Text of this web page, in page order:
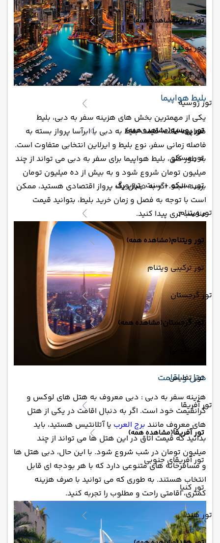
تور ژاپن(مشاهده همه)
تور توکیو
تور ترکیبی ژاپن
تور روسیه
تور روسیه(مشاهده همه)
تور مسکو
تور مسکو + سنت پترزبورگ
تور ویتنام
تور ویتنام(مشاهده همه)
تور ترکیبی ویتنام
تور گرجستان
تور گرجستان(مشاهده همه)
تور باتومی
تور تفلیس
تور آفریقا
تور آفریقا(مشاهده همه)
تور آفریقای جنوبی
تور کنیا
تور هند
بلیط هواپیما
یکی از مهمترین بخش های هزینه سفر به دبی، بلیط
هواپیما است. قیمت بلیط به دبی با ابرآسا پرواز بسته به
فاصله زمانی سفر، نوع بلیط و ایرلاین انتخابی متفاوت است.
به طور کلی، بلیط هواپیما برای سفر به دبی می تواند از چند
میلیون تومان شروع شود و به بیش از ده میلیون تومان
برسد. البته، اگر به دنبال یک پرواز اقتصادی هستید، ممکن
است با توجه به فصل و زمان خرید بلیط، بتوانید قیمت
مناسب تری پیدا کنید.
هتل و اقامت
هزینه سفر به دبی : دبی معروف به هتل های لوکس و
گرانقیمت خود است. اگر به دنبال اقامت در یکی از هتل
های معروف مانند برج العرب یا آتلانتیس هستید، باید
بدانید که قیمت اتاق در این هتل ها می تواند از چند
میلیون تومان در شب شروع شود. با این حال، دبی هتل ها
و مسافرخانه های متنوعی دارد که با هر بودجه ای قابل
انتخاب هستند. به طوری که می توانید با صرف هزینه
کمتری، اقامتی راحت و مطلوب را تجربه کنید.